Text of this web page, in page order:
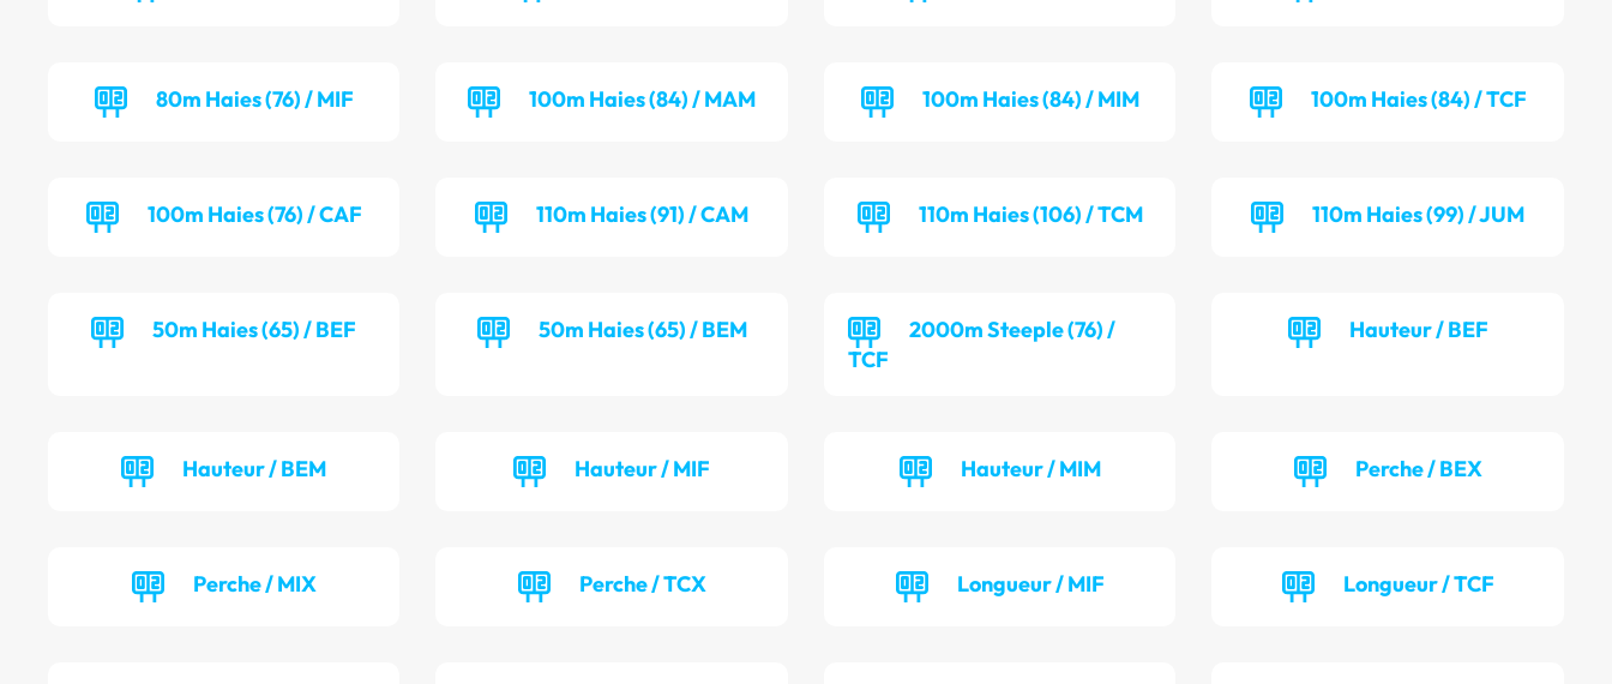
80m Haies (76) / MIF 100m Haies (84) / MAM 100m Haies (84) / MIM 100m Haies (84) / TCF
100m Haies (76) / CAF 110m Haies (91) / CAM 110m Haies (106) / TCM 110m Haies (99) / JUM
50m Haies (65) / BEF 50m Haies (65) / BEM
2000m Steeple (76) /
TCF
Hauteur / BEF
Hauteur / BEM Hauteur / MIF Hauteur / MIM Perche / BEX
Perche / MIX Perche / TCX Longueur / MIF Longueur / TCF